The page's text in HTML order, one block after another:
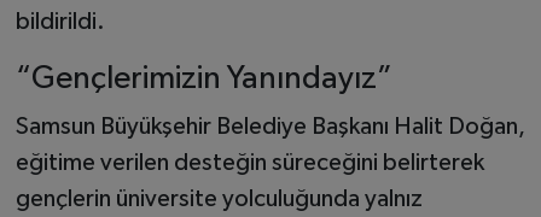
bildirildi.
“Gençlerimizin Yanındayız”
Samsun Büyükşehir Belediye Başkanı Halit Doğan,
eğitime verilen desteğin süreceğini belirterek
gençlerin üniversite yolculuğunda yalnız